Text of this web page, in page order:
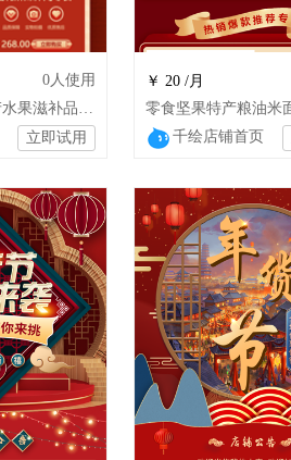
0人使用
特产零食炒货特产水果滋补品糕点大米坚果
立即试用
￥ 20 /月
千绘店铺首页